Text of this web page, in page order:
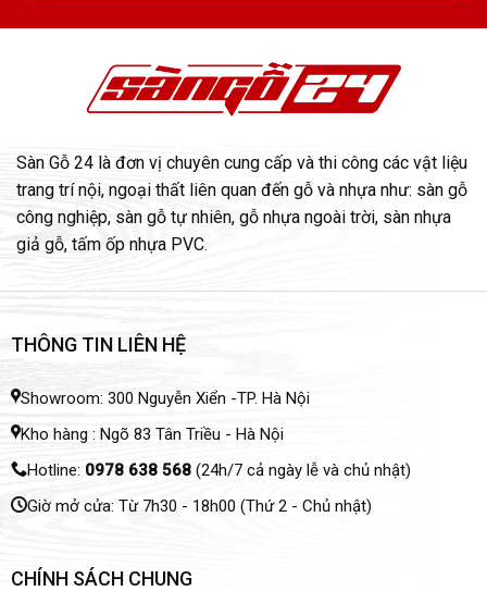
Sàn Gỗ 24 là đơn vị chuyên cung cấp và thi công các vật liệu
trang trí nội, ngoại thất liên quan đến gỗ và nhựa như: sàn gỗ
công nghiệp, sàn gỗ tự nhiên, gỗ nhựa ngoài trời, sàn nhựa
giả gỗ, tấm ốp nhựa PVC.
THÔNG TIN LIÊN HỆ
Showroom: 300 Nguyễn Xiển -TP. Hà Nội
Kho hàng : Ngõ 83 Tân Triều - Hà Nội
Hotline: 0978 638 568(24h/7 cả ngày lễ và chủ nhật)
Giờ mở cửa: Từ 7h30 - 18h00 (Thứ 2 - Chủ nhật)
CHÍNH SÁCH CHUNG